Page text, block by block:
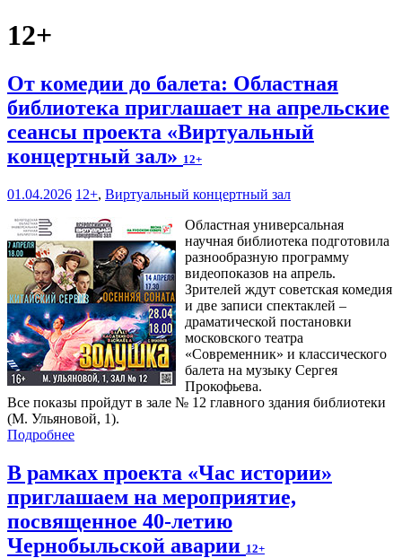
12+
От комедии до балета: Областная
библиотека приглашает на апрельские
сеансы проекта «Виртуальный
концертный зал» 12+
01.04.2026 12+, Виртуальный концертный зал
Областная универсальная
научная библиотека подготовила
разнообразную программу
видеопоказов на апрель.
Зрителей ждут советская комедия
и две записи спектаклей –
драматической постановки
московского театра
«Современник» и классического
балета на музыку Сергея
Прокофьева.
Все показы пройдут в зале № 12 главного здания библиотеки
(М. Ульяновой, 1).
Подробнее
В рамках проекта «Час истории»
приглашаем на мероприятие,
посвященное 40-летию
Чернобыльской аварии 12+